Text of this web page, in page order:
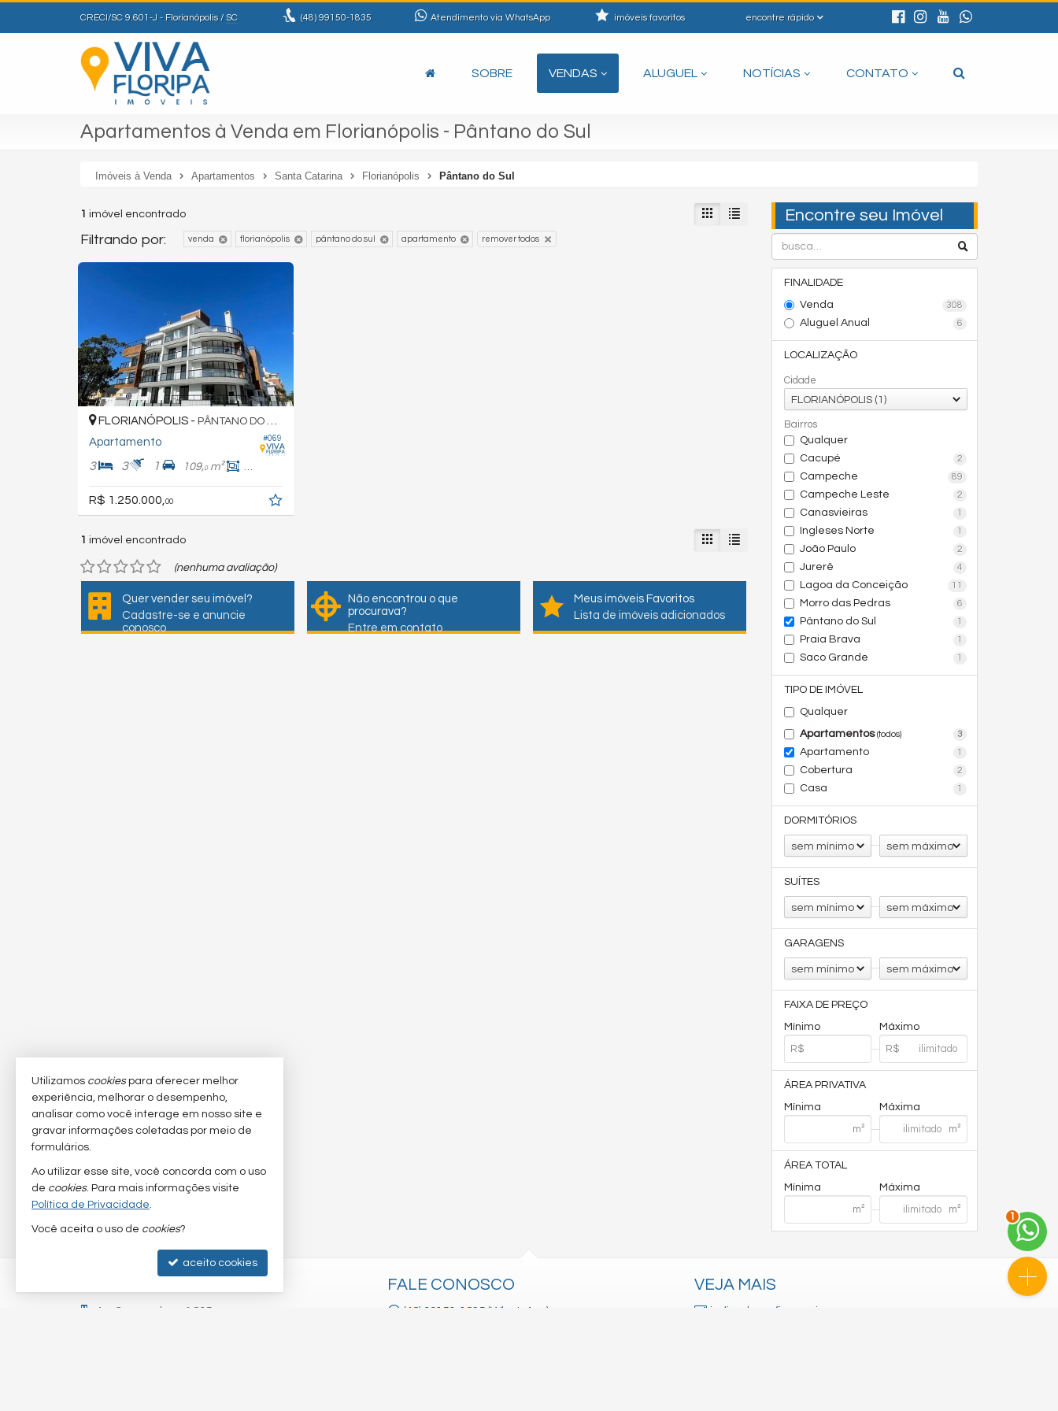
CRECI/SC 9.601-J - Florianópolis / SC (48)99150-1835 Atendimento via WhatsApp encontre rápido
imóveis favoritos
SOBRE VENDAS ALUGUEL NOTÍCIAS CONTATO
Apartamentos à Venda em Florianópolis - Pântano do Sul
Imóveis à Venda Apartamentos Santa Catarina Florianópolis Pântano do Sul
Encontre seu Imóvel
FINALIDADE
Venda
308
Aluguel Anual 6
LOCALIZAÇÃO
Cidade
FLORIANÓPOLIS (1)
Bairros
Qualquer
Cacupé
2
Campeche 89
Campeche Leste 2
Canasvieiras 1
Ingleses Norte 1
João Paulo 2
Jurerê 4
Lagoa da Conceição 11
Morro das Pedras 6
Pântano do Sul 1
Praia Brava 1
Saco Grande 1
TIPO DE IMÓVEL
Qualquer
Apartamentos(todos) 3
Apartamento 1
Cobertura 2
Casa 1
DORMITÓRIOS
sem mínimo sem máximo
SUÍTES
sem mínimo sem máximo
GARAGENS
sem mínimo sem máximo
FAIXA DE PREÇO
Mínimo
Máximo
ÁREA PRIVATIVA
Mínima
Máxima
ÁREA TOTAL
Mínima
Máxima
1 imóvel encontrado
Filtrando por: venda florianópolis pântano do sul apartamento remover todos
#069
FLORIANÓPOLIS - PÂNTANO DO SUL
Apartamento
3 3 1 109,0m² 94,
R$ 1.250.000, 00
1 imóvel encontrado
(nenhuma avaliação)
Quer vender seu imóvel?
Cadastre-se e anuncie
conosco
Não encontrou o que
procurava?
Entre em contato
Meus imóveis Favoritos
Lista de imóveis adicionados
Av. Campeche, nº 805
FALE CONOSCO
(48) 99150-1835 (WhatsApp)
VEJA MAIS
indicadores financeiros
1
Utilizamos cookiespara oferecer melhor
experiência, melhorar o desempenho,
analisar como você interage em nosso site e
gravar informações coletadas por meio de
formulários.
Ao utilizar esse site, você concorda com o uso
de cookies. Para mais informações visite
Política de Privacidade.
Você aceita o uso de cookies?
aceito cookies